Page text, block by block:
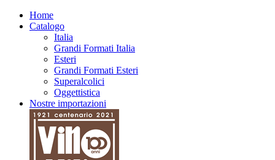
Home
Catalogo
Italia
Grandi Formati Italia
Esteri
Grandi Formati Esteri
Superalcolici
Oggettistica
Nostre importazioni